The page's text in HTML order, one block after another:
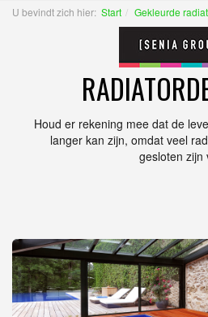
U bevindt zich hier: Start Gekleurde
Houd er rekening mee dat de
langer kan zijn, omdat veel
gesloten zijn